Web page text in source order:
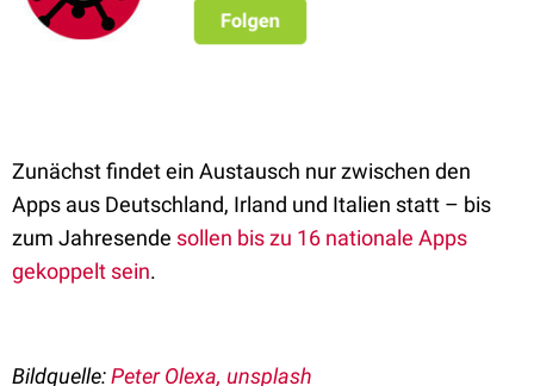
Zunächst findet ein Austausch nur zwischen den
Apps aus Deutschland, Irland und Italien statt – bis
zum Jahresende sollen bis zu 16 nationale Apps
gekoppelt sein.
Bildquelle:Peter Olexa, unsplash